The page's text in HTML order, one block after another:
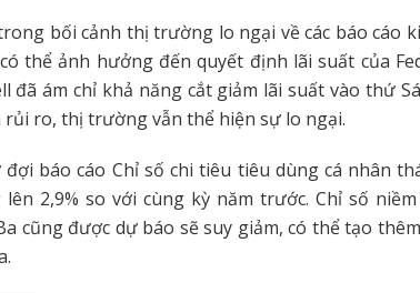
bối cảnh thị trường lo ngại về các báo cáo
thể ảnh hưởng đến quyết định lãi suất của
đã ám chỉ khả năng cắt giảm lãi suất vào thứ
ro, thị trường vẫn thể hiện sự lo ngại.
báo cáo Chỉ số chi tiêu tiêu dùng cá nhân
2,9% so với cùng kỳ năm trước. Chỉ số
cũng được dự báo sẽ suy giảm, có thể tạo